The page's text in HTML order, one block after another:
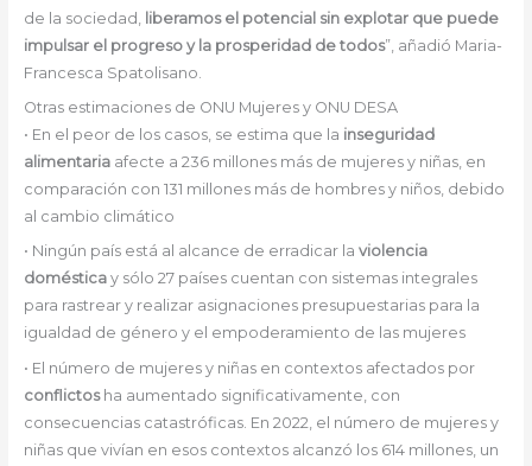
de la sociedad, liberamos el potencial sin explotar que puede
impulsar el progreso y la prosperidad de todos”, añadió Maria-
Francesca Spatolisano.
Otras estimaciones de ONU Mujeres y ONU DESA
• En el peor de los casos, se estima que la inseguridad
alimentariaafecte a 236 millones más de mujeres y niñas, en
comparación con 131 millones más de hombres y niños, debido
al cambio climático
• Ningún país está al alcance de erradicar la violencia
domésticay sólo 27 países cuentan con sistemas integrales
para rastrear y realizar asignaciones presupuestarias para la
igualdad de género y el empoderamiento de las mujeres
• El número de mujeres y niñas en contextos afectados por
conflictosha aumentado significativamente, con
consecuencias catastróficas. En 2022, el número de mujeres y
niñas que vivían en esos contextos alcanzó los 614 millones, un